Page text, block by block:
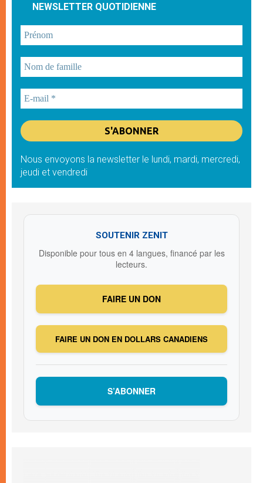
NEWSLETTER QUOTIDIENNE
Nous envoyons la newsletter le lundi, mardi, mercredi,
jeudi et vendredi
SOUTENIR ZENIT
Disponible pour tous en 4 langues, financé par les
lecteurs.
FAIRE UN DON
FAIRE UN DON EN DOLLARS CANADIENS
S’ABONNER